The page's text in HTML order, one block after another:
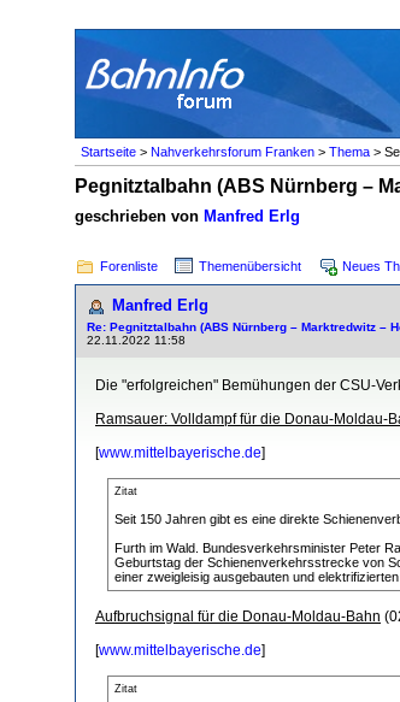
Startseite > Nahverkehrsforum Franken > Thema >
Pegnitztalbahn (ABS Nürnberg –
geschrieben von Manfred Erlg
Forenliste Themenübersicht Neues
Manfred Erlg
Re: Pegnitztalbahn (ABS Nürnberg – Marktredwitz –
22.11.2022 11:58
Die "erfolgreichen" Bemühungen der CSU-
Ramsauer: Volldampf für die Donau-Moldau-
[www.mittelbayerische.de]
Zitat
Seit 150 Jahren gibt es eine direkte
Furth im Wald. Bundesverkehrsminister Peter
Geburtstag der Schienenverkehrsstrecke von
einer zweigleisig ausgebauten und
Aufbruchsignal für die Donau-Moldau-Bahn
[www.mittelbayerische.de]
Zitat